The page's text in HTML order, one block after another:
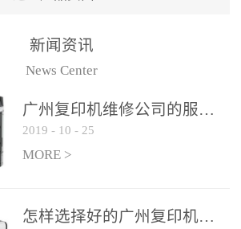
新闻资讯
News Center
广州复印机维修公司的服务如何?
2019 - 10 - 25
MORE >
怎样选择好的广州复印机维修公司?